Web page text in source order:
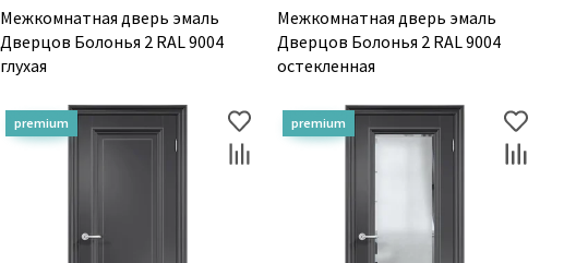
Межкомнатная дверь эмаль
Дверцов Болонья 2 RAL 9004
глухая
Межкомнатная дверь эмаль
Дверцов Болонья 2 RAL 9004
остекленная